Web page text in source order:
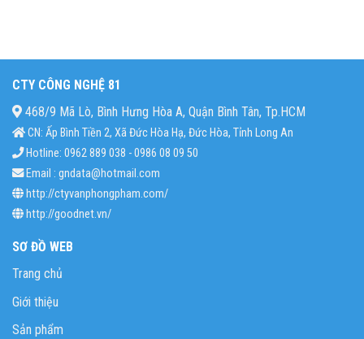
CTY CÔNG NGHỆ 81
468/9 Mã Lò, Bình Hưng Hòa A, Quận Bình Tân, Tp.HCM
CN: Ấp Bình Tiền 2, Xã Đức Hòa Hạ, Đức Hòa, Tỉnh Long An
Hotline: 0962 889 038 - 0986 08 09 50
Email : gndata@hotmail.com
http://ctyvanphongpham.com/
http://goodnet.vn/
SƠ ĐỒ WEB
Trang chủ
Giới thiệu
Sản phẩm